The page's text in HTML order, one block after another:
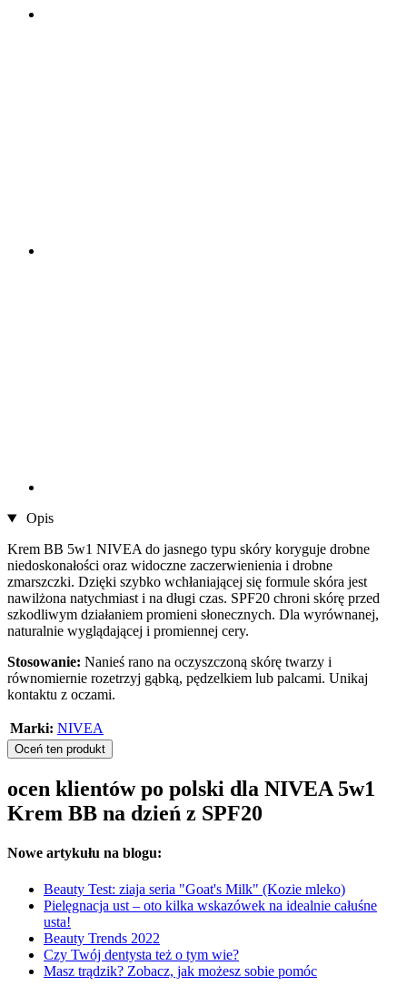
Opis
Krem BB 5w1 NIVEA do jasnego typu skóry koryguje drobne
niedoskonałości oraz widoczne zaczerwienienia i drobne
zmarszczki. Dzięki szybko wchłaniającej się formule skóra jest
nawilżona natychmiast i na długi czas. SPF20 chroni skórę przed
szkodliwym działaniem promieni słonecznych. Dla wyrównanej,
naturalnie wyglądającej i promiennej cery.
Stosowanie: Nanieś rano na oczyszczoną skórę twarzy i
równomiernie rozetrzyj gąbką, pędzelkiem lub palcami. Unikaj
kontaktu z oczami.
Marki: NIVEA
Oceń ten produkt
ocen klientów po polski dla NIVEA 5w1
Krem BB na dzień z SPF20
Nowe artykułu na blogu:
Beauty Test: ziaja seria "Goat's Milk" (Kozie mleko)
Pielęgnacja ust – oto kilka wskazówek na idealnie całuśne
usta!
Beauty Trends 2022
Czy Twój dentysta też o tym wie?
Masz trądzik? Zobacz, jak możesz sobie pomóc